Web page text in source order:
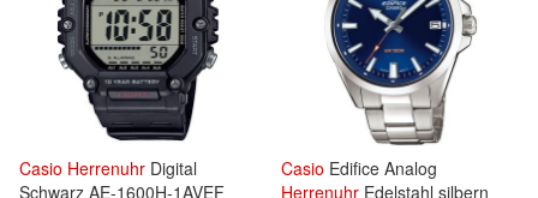
Casio Herrenuhr Digital
Schwarz AE-1600H-1AVEF
Casio Edifice Analog
Herrenuhr Edelstahl silbern